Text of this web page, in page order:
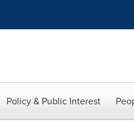
Policy & Public Interest